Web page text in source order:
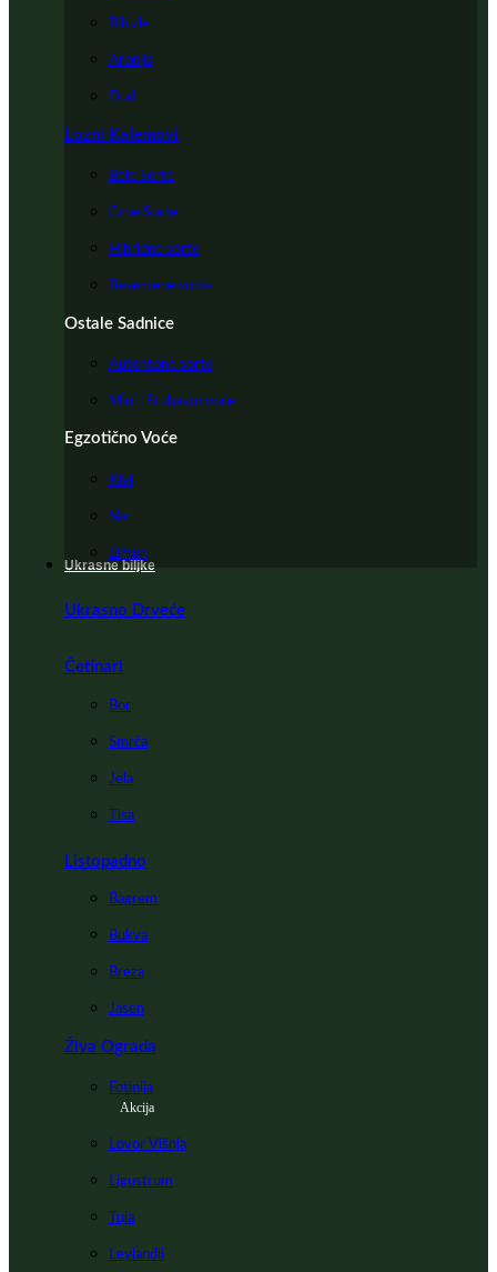
Ribizle
Aronija
Dud
Lozni Kalemovi
Bele Sorte
Crne Sorte
Hibridne sorte
Besemene sorte
Ostale Sadnice
Autohtone sorte
Mini i Stubasto voće
Egzotično Voće
Kivi
Nar
Limun
Ukrasne biljke
Ukrasno Drveće
Četinari
Bor
Smrča
Jela
Tisa
Listopadno
Bagrem
Bukva
Breza
Jasen
Živa Ograda
Fotinija
Akcija
Lovor Višnja
Ligustrum
Tuja
Leylandii